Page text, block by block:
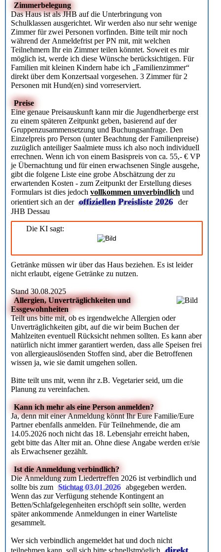
Zimmerbelegung
Das Haus ist als JHB auf die Unterbringung von
Schulklassen ausgerichtet. Wir werden also nur sehr wenige
Zimmer für zwei Personen vorfinden. Bitte teilt mir noch
während der Anmeldefrist per PN mit, mit welchen
Teilnehmern Ihr ein Zimmer teilen könntet. Soweit es mir
möglich ist, werde ich diese Wünsche berücksichtigen. Für
Familien mit kleinen Kindern habe ich „Familienzimmer“
direkt über dem Konzertsaal vorgesehen. 3 Zimmer für 2
Personen mit Hund(en) sind vorreserviert.
Preise
Eine genaue Preisauskunft kann mir die Jugendherberge erst
zu einem späteren Zeitpunkt geben, basierend auf der
Gruppenzusammensetzung und Buchungsanfrage. Den
Einzelpreis pro Person (unter Beachtung der Familienpreise)
zuzüglich anteiliger Saalmiete muss ich also noch individuell
errechnen. Wenn ich von einem Basispreis von ca. 55,- € VP
je Übernachtung und für einen erwachsenen Single ausgehe,
gibt die folgene Liste eine grobe Abschätzung der zu
erwartenden Kosten - zum Zeitpunkt der Erstellung dieses
Formulars ist dies jedoch vollkommen unverbindlich und
orientiert sich an der offiziellen Preisliste 2026 der
JHB Dessau
Die KI sagt:
Getränke müssen wir über das Haus beziehen. Es ist leider
nicht erlaubt, eigene Getränke zu nutzen.
Stand 30.08.2025
Allergien, Unverträglichkeiten und
Essgewohnheiten
Teilt uns bitte mit, ob es irgendwelche Allergien oder
Unverträglichkeiten gibt, auf die wir beim Buchen der
Mahlzeiten eventuell Rücksicht nehmen sollten. Es kann aber
natürlich nicht immer garantiert werden, dass alle Speisen frei
von allergieauslösenden Stoffen sind, aber die Betroffenen
wissen ja, wie sie damit umgehen sollen.
Bitte teilt uns mit, wenn ihr z.B. Vegetarier seid, um die
Planung zu vereinfachen.
Kann ich mehr als eine Person anmelden?
Ja, denn mit einer Anmeldung könnt Ihr Eure Familie/Eure
Partner ebenfalls anmelden. Für Teilnehmende, die am
14.05.2026 noch nicht das 18. Lebensjahr erreicht haben,
gebt bitte das Alter mit an. Ohne diese Angabe werden er/sie
als Erwachsener gezählt.
Ist die Anmeldung verbindlich?
Die Anmeldung zum Liedertreffen 2026 ist verbindlich und
sollte bis zum Stichtag 03.01.2026 abgegeben werden.
Wenn das zur Verfügung stehende Kontingent an
Betten/Schlafgelegenheiten erschöpft sein sollte, werden
später ankommende Anmeldungen in einer Warteliste
gesammelt.
Wer sich verbindlich angemeldet hat und doch nicht
teilnehmen kann, soll sich bitte schnellstmöglich
direkt